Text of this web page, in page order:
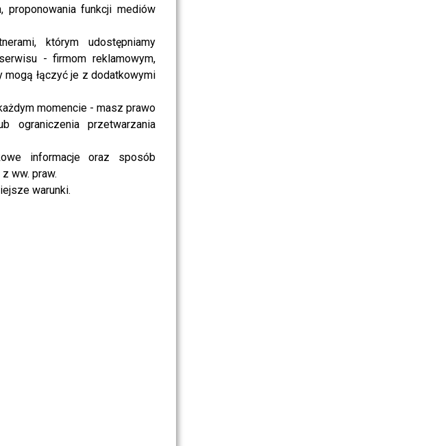
funkcji mediów
którym udostępniamy
- firmom reklamowym,
łączyć je z dodatkowymi
momencie - masz prawo
ograniczenia przetwarzania
informacje oraz sposób
ww. praw.
warunki.
pełna intensywnych
serialu. Artysta
stając na ślubnym
była szeroko
które tylko
że jego
W jego słowach
pewnego
się w takich
nie jest żadne
uratować mojego
powiedział lider
żona, oczekują
sygnał, że mimo
– zwłaszcza gdy w